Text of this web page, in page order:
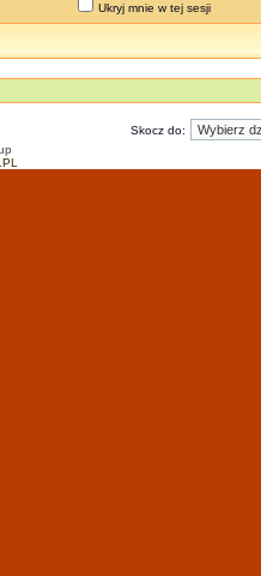
Ukryj mnie w tej sesji
Skocz do: